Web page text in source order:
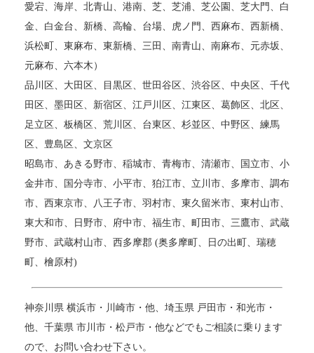
愛宕、海岸、北青山、港南、芝、芝浦、芝公園、芝大門、白
金、白金台、新橋、高輪、台場、虎ノ門、西麻布、西新橋、
浜松町、東麻布、東新橋、三田、南青山、南麻布、元赤坂、
元麻布、六本木）
品川区、大田区、目黒区、世田谷区、渋谷区、中央区、千代
田区、墨田区、新宿区、江戸川区、江東区、葛飾区、北区、
足立区、板橋区、荒川区、台東区、杉並区、中野区、練馬
区、豊島区、文京区
昭島市、あきる野市、稲城市、青梅市、清瀬市、国立市、小
金井市、国分寺市、小平市、狛江市、立川市、多摩市、調布
市、西東京市、八王子市、羽村市、東久留米市、東村山市、
東大和市、日野市、府中市、福生市、町田市、三鷹市、武蔵
野市、武蔵村山市、西多摩郡 (奥多摩町、日の出町、瑞穂
町、檜原村)
神奈川県 横浜市・川崎市・他、埼玉県 戸田市・和光市・
他、千葉県 市川市・松戸市・他などでもご相談に乗ります
ので、お問い合わせ下さい。